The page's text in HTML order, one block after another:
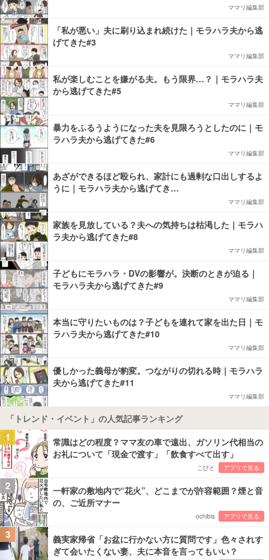
ママリ編集部
「私が悪い」夫に刷り込まれ続けた｜モラハラ夫から逃
げてきた#3
ママリ編集部
私が楽しむことを嫌がる夫。もう限界…？｜モラハラ夫
から逃げてきた#5
ママリ編集部
暴力をふるうようになった夫を見限ろうとしたのに｜モ
ラハラ夫から逃げてきた#6
ママリ編集部
あざができるほど殴られ、家計にも過剰な口出しするよ
うに｜モラハラ夫から逃げてき…
ママリ編集部
家族を見放している？夫への気持ちは枯渇した｜モラハ
ラ夫から逃げてきた#8
ママリ編集部
子どもにモラハラ・DVの影響が。決断のときが迫る｜
モラハラ夫から逃げてきた#9
ママリ編集部
本当に守りたいものは？子どもを連れて家を出た日｜モ
ラハラ夫から逃げてきた#10
ママリ編集部
優しかった義母が豹変。つながりの切れる時｜モラハラ
夫から逃げてきた#11
ママリ編集部
「トレンド・イベント」の人気記事ランキング
1
常識はどの程度？ママ友の車で遠出、ガソリン代相当の
お礼について「現金で渡す」「飲食すべて出す」
こびと アプリで見る
2
一軒家の敷地内で“花火”、どこまでが許容範囲？煙と音
の、ご近所マナー
ochibis アプリで見る
3
義実家帰省「お盆に行かない方に質問です」色々されす
ぎて会いたくない妻、夫に本音を言ってもいい？